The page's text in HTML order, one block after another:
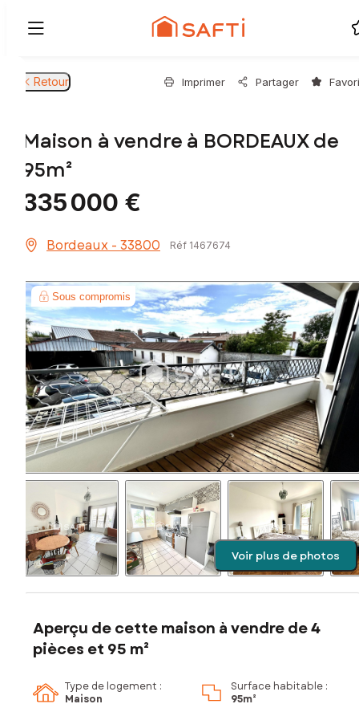
Retour Imprimer Partager
Maison à vendre à BORDEAUX de
95m²
335 000 €
Bordeaux - 33800 Réf 1467674
Sous compromis
Voir plus de photos
Aperçu de cette maison à vendre de 4
pièces et 95 m²
Type de logement :
Maison
Surface habitable :
95m²